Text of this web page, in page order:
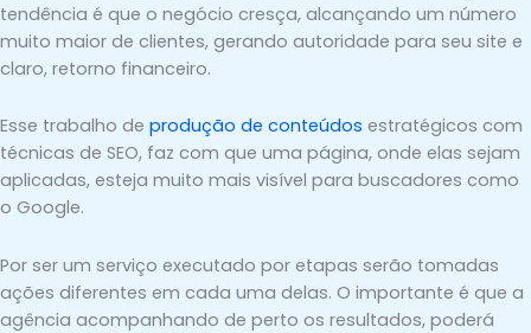
tendência é que o negócio cresça, alcançando um número
muito maior de clientes, gerando autoridade para seu site e
claro, retorno financeiro.
Esse trabalho de produção de conteúdos estratégicos com
técnicas de SEO, faz com que uma página, onde elas sejam
aplicadas, esteja muito mais visível para buscadores como
o Google.
Por ser um serviço executado por etapas serão tomadas
ações diferentes em cada uma delas. O importante é que a
agência acompanhando de perto os resultados, poderá